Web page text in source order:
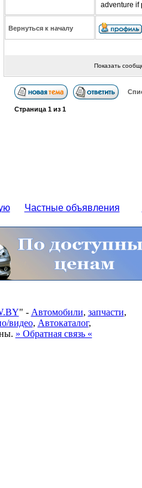
adventure if
Вернуться к началу
Показать
Страница 1из 1
Частные объявления
" - Автомобили, запчасти,
видео, Автокаталог,
» Обратная связь «